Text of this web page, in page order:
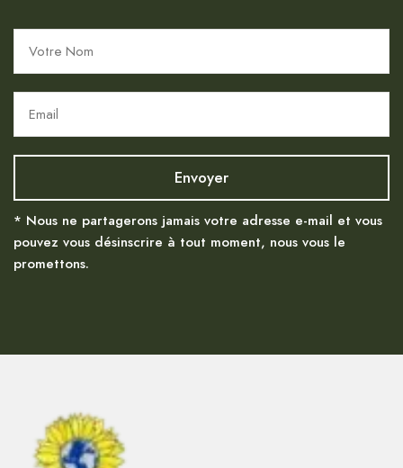
* Nous ne partagerons jamais votre adresse e-mail et vous
pouvez vous désinscrire à tout moment, nous vous le
promettons.